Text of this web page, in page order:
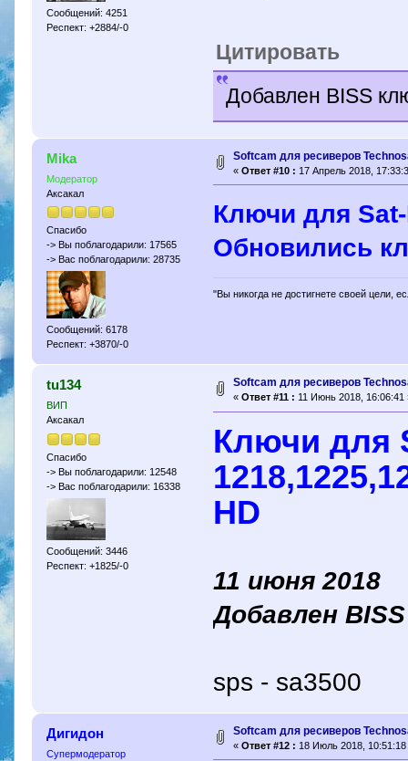
Сообщений: 4251
Респект: +2884/-0
Цитировать
Добавлен BISS
Mika
Модератор
Аксакал
Спасибо
-> Вы поблагодарили: 17565
-> Вас поблагодарили: 28735
Сообщений: 6178
Респект: +3870/-0
Softcam для ресиверов
« Ответ #10 : 17 Апрель 2018,
Ключи для
Обновились
"Вы никогда не достигнете своей цели,
tu134
ВИП
Аксакал
Спасибо
-> Вы поблагодарили: 12548
-> Вас поблагодарили: 16338
Сообщений: 3446
Респект: +1825/-0
Softcam для ресиверов
« Ответ #11 : 11 Июнь 2018, 16:06:41
Ключи для
HD
11 июня 2018
Добавлен
sps - sa3500
Дигидон
Супермодератор
Softcam для ресиверов
« Ответ #12 : 18 Июль 2018, 10:51:18